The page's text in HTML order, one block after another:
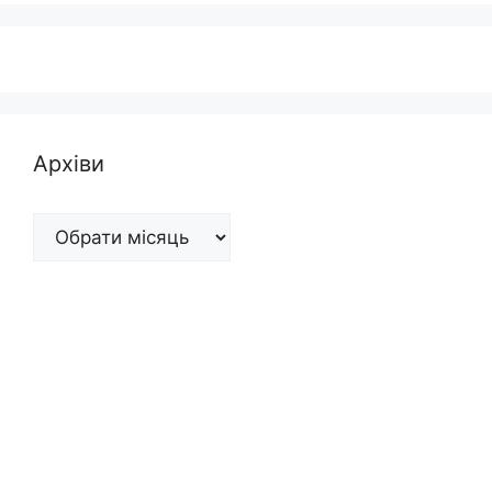
Архіви
Архіви